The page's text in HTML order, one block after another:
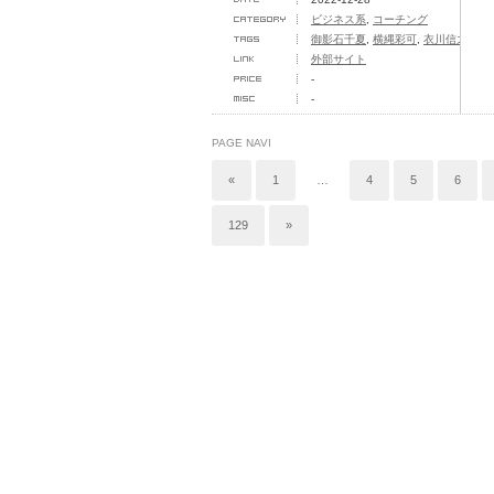
コーチング＆ビジネスカレ
ッ...
ビジネス系
コーチング
御影石千夏
横縄彩可 衣川信之
外部サイト
-
-
PAGE NAVI
« 1 4 5 6
129 »